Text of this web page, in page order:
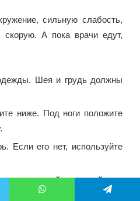
сильную слабость,
А пока врачи едут,
Шея и грудь должны
ниже. Под ноги положите
Если его нет, используйте
крепкий и сладкий.